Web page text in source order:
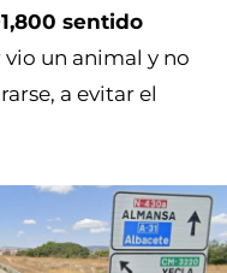
sentido
un animal y no
a evitar el